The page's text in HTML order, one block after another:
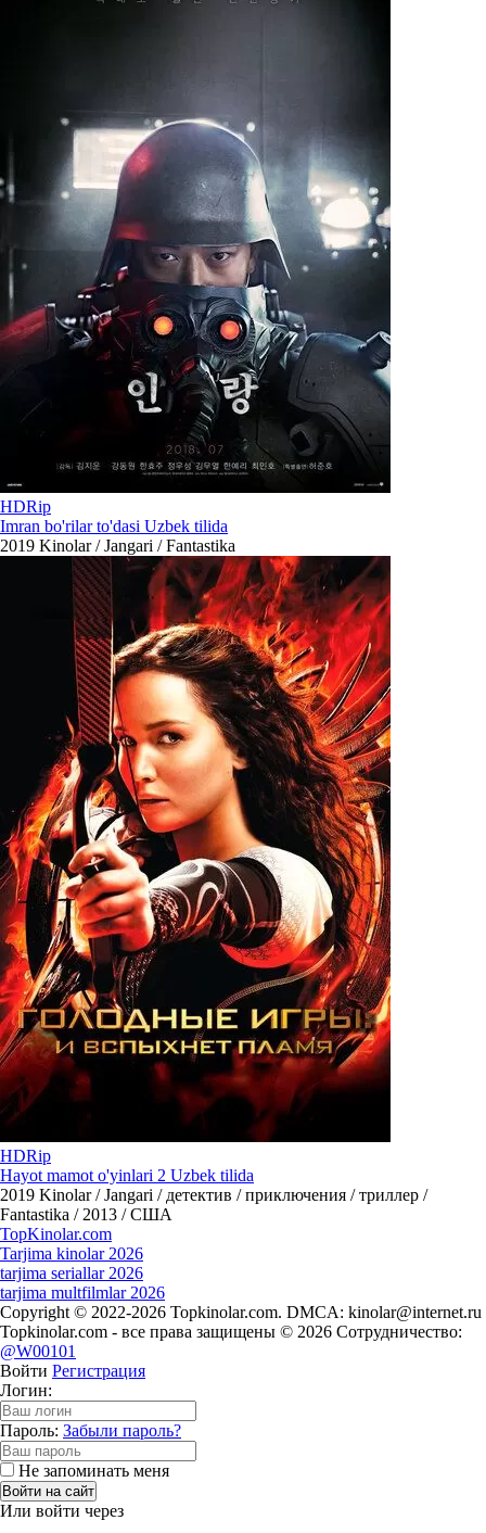
HDRip
Imran bo'rilar to'dasi Uzbek tilida
2019 Kinolar / Jangari / Fantastika
HDRip
Hayot mamot o'yinlari 2 Uzbek tilida
2019 Kinolar / Jangari / детектив / приключения / триллер /
Fantastika / 2013 / США
TopKinolar.com
Tarjima kinolar 2026
tarjima seriallar 2026
tarjima multfilmlar 2026
Copyright © 2022-2026 Topkinolar.com. DMCA: kinolar@internet.ru
Topkinolar.com - все права защищены © 2026 Сотрудничество:
@W00101
Войти Регистрация
Логин:
Пароль: Забыли пароль?
Не запоминать меня
Войти на сайт
Или войти через